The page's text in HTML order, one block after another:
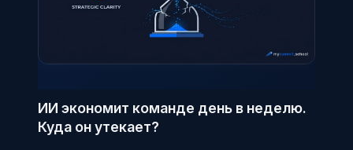
ИИ экономит команде день в неделю.
Куда он утекает?